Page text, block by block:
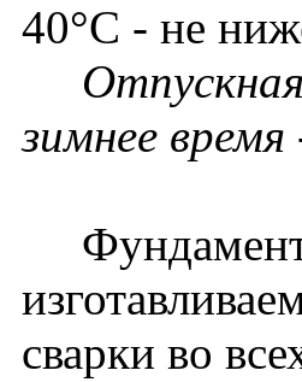
40°С - не
зимнее время
сварки во